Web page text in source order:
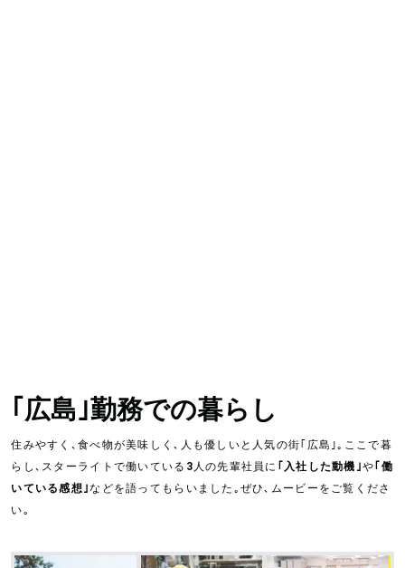
｢広島｣勤務での暮らし
住みやすく､食べ物が美味しく､人も優しいと人気の街｢広島｣｡ここで暮
らし､スターライトで働いている3人の先輩社員に ｢入社した動機｣や｢働
いている感想｣などを語ってもらいました｡ぜひ､ムービーをご覧くださ
い｡